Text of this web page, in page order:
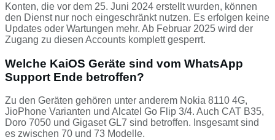
Konten, die vor dem 25. Juni 2024 erstellt wurden, können
den Dienst nur noch eingeschränkt nutzen. Es erfolgen keine
Updates oder Wartungen mehr. Ab Februar 2025 wird der
Zugang zu diesen Accounts komplett gesperrt.
Welche KaiOS Geräte sind vom WhatsApp
Support Ende betroffen?
Zu den Geräten gehören unter anderem Nokia 8110 4G,
JioPhone Varianten und Alcatel Go Flip 3/4. Auch CAT B35,
Doro 7050 und Gigaset GL7 sind betroffen. Insgesamt sind
es zwischen 70 und 73 Modelle.